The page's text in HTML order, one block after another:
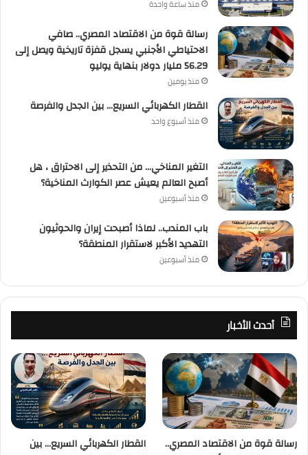
منذ ساعة واحدة
رسالة قوة من الاقتصاد المصري.. صافي
الاحتياطي الأجنبي يسجل قفزة تاريخية ويصل إلى
56.29 مليار دولار بنهاية يوليو
منذ يومين
القطار الكهربائي السريع… بين الجدل والفرصة
منذ أسبوع واحد
التغير المناخي… من التحذير إلى الاحتراق ، هل
أصبح العالم يعيش عصر الكوارث المناخية؟
منذ أسبوعين
باب المندب.. لماذا أصبحت إيران والحوثيون
التهديد الأكبر لاستقرار المنطقة؟
منذ أسبوعين
أحدث الأخبار
رسالة قوة من الاقتصاد المصري..
القطار الكهربائي السريع… بين